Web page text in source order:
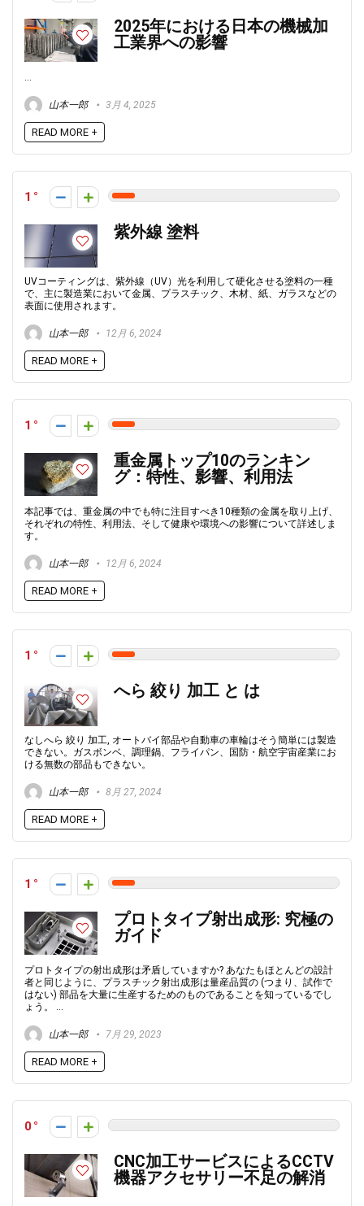
2025年における日本の機械加
工業界への影響
...
山本一郎 3月 4, 2025
READ MORE +
1
紫外線 塗料
UVコーティングは、紫外線（UV）光を利用して硬化させる塗料の一種
で、主に製造業において金属、プラスチック、木材、紙、ガラスなどの
表面に使用されます。
山本一郎 12月 6, 2024
READ MORE +
1
重金属トップ10のランキン
グ：特性、影響、利用法
本記事では、重金属の中でも特に注目すべき10種類の金属を取り上げ、
それぞれの特性、利用法、そして健康や環境への影響について詳述しま
す。
山本一郎 12月 6, 2024
READ MORE +
1
へら 絞り 加工 と は
なしへら 絞り 加工, オートバイ部品や自動車の車輪はそう簡単には製造
できない。ガスボンベ、調理鍋、フライパン、国防・航空宇宙産業にお
ける無数の部品もできない。
山本一郎 8月 27, 2024
READ MORE +
1
プロトタイプ射出成形: 究極の
ガイド
プロトタイプの射出成形は矛盾していますか? あなたもほとんどの設計
者と同じように、プラスチック射出成形は量産品質の (つまり、試作で
はない) 部品を大量に生産するためのものであることを知っているでし
ょう。 ...
山本一郎 7月 29, 2023
READ MORE +
0
CNC加工サービスによるCCTV
機器アクセサリー不足の解消